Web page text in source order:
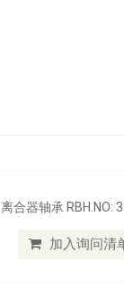
离合器轴承 RBH.NO:
加入询问清